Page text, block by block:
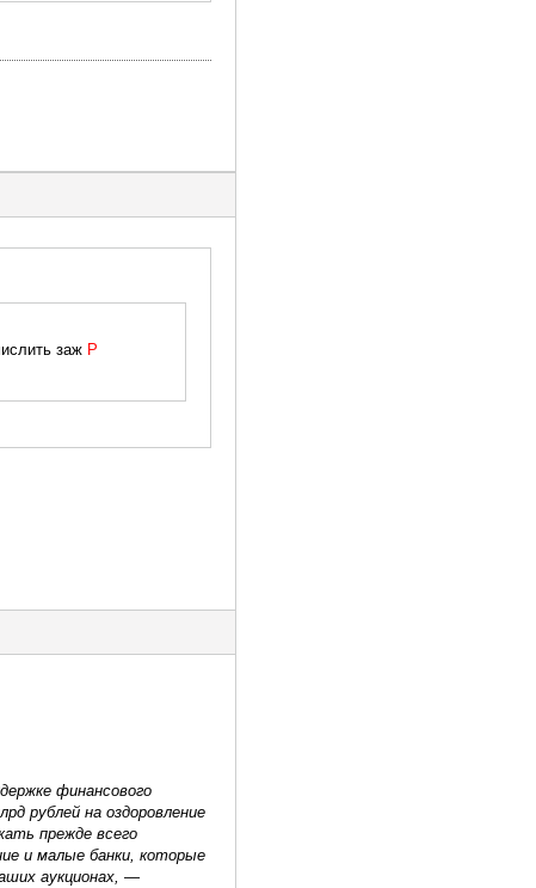
заж Р
финансового
рублей на оздоровление
прежде всего
и малые банки, которые
аукционах, —